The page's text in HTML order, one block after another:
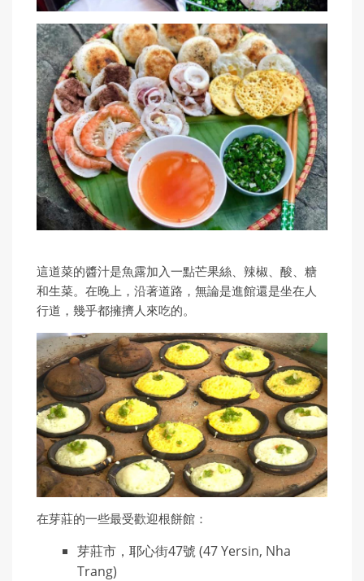
這道菜的醬汁是魚露加入一點芒果絲、辣椒、酸、糖
和生菜。在晚上，沿著道路，無論是進館還是坐在人
行道，幾乎都擁擠人來吃的。
在芽莊的一些最受歡迎根餅館：
芽莊市，耶心街47號 (47 Yersin, Nha
Trang)